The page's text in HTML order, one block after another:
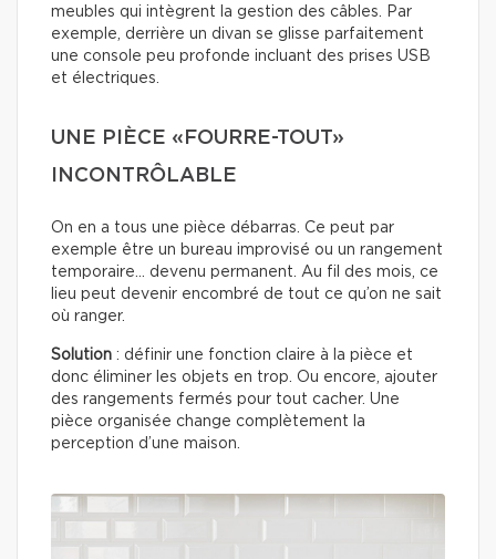
meubles qui intègrent la gestion des câbles. Par
exemple, derrière un divan se glisse parfaitement
une console peu profonde incluant des prises USB
et électriques.
UNE PIÈCE «FOURRE-TOUT»
INCONTRÔLABLE
On en a tous une pièce débarras. Ce peut par
exemple être un bureau improvisé ou un rangement
temporaire… devenu permanent. Au fil des mois, ce
lieu peut devenir encombré de tout ce qu’on ne sait
où ranger.
Solution : définir une fonction claire à la pièce et
donc éliminer les objets en trop. Ou encore, ajouter
des rangements fermés pour tout cacher. Une
pièce organisée change complètement la
perception d’une maison.